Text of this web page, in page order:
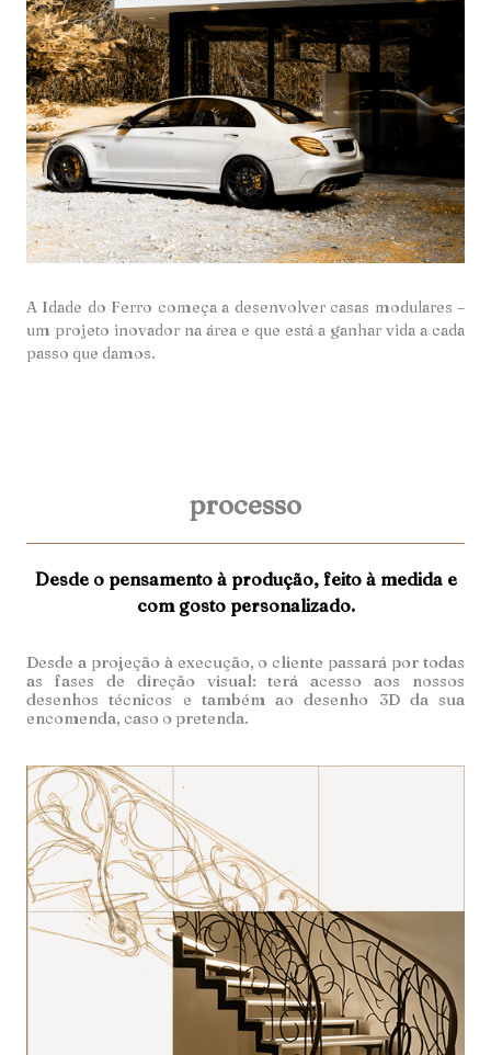
A Idade do Ferro começa a desenvolver casas modulares –
um projeto inovador na área e que está a ganhar vida a cada
passo que damos.
processo
Desde o pensamento à produção, feito à medida e
com gosto personalizado.
Desde a projeção à execução, o cliente passará por todas
as fases de direção visual: terá acesso aos nossos
desenhos técnicos e também ao desenho 3D da sua
encomenda, caso o pretenda.